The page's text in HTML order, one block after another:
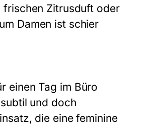
frischen Zitrusduft oder
Damen ist schier
einen Tag im Büro
und doch
die eine feminine